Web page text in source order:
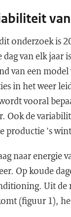
onderzoek is
dag van elk jaar
van een
in het weer
vooral
Ook de
productie 's
naar energie
Op koude
Uit de
(figuur 1),